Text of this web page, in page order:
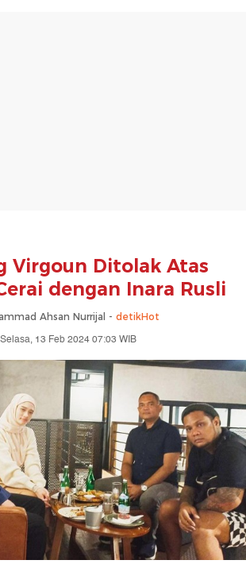
Virgoun Ditolak Atas
dengan Inara Rusli
Ahsan Nurrijal - detikHot
Selasa, 13 Feb 2024 07:03 WIB